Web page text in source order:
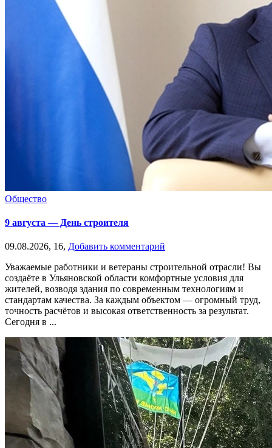
Общество
9 августа — День строителя
09.08.2026, 16, Добавить комментарий
Уважаемые работники и ветераны строительной отрасли! Вы
создаёте в Ульяновской области комфортные условия для
жителей, возводя здания по современным технологиям и
стандартам качества. За каждым объектом — огромный труд,
точность расчётов и высокая ответственность за результат.
Сегодня в ...